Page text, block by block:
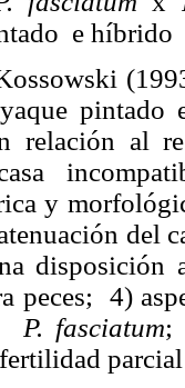
e híbrido
pintado
relación al
y
del
disposición
peces;
4)
P. fasciatum;